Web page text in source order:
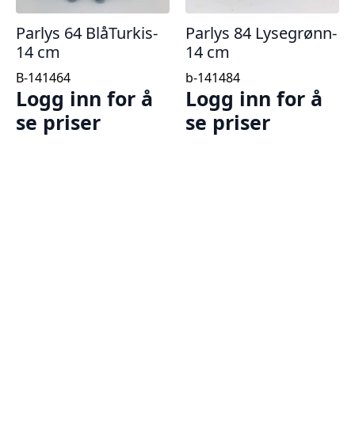
Parlys 64 BlåTurkis-
14 cm
B-141464
Logg inn for å
se priser
Parlys 84 Lysegrønn-
14 cm
b-141484
Logg inn for å
se priser